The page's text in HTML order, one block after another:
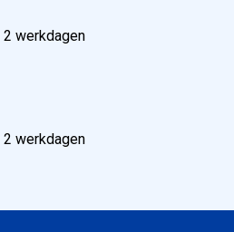
werkdagen
werkdagen